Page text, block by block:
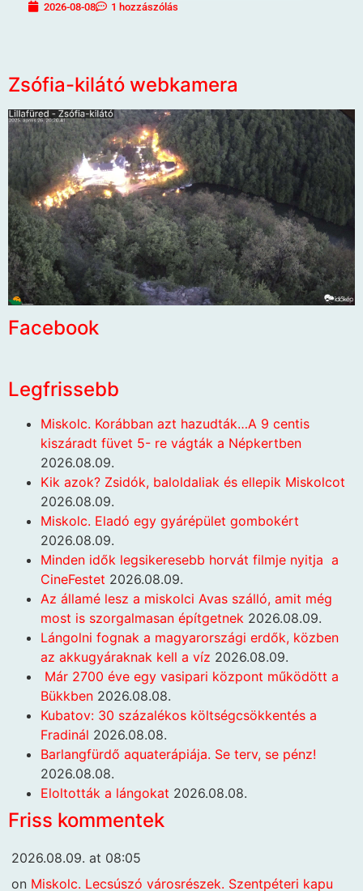
2026-08-08 1 hozzászólás
Zsófia-kilátó webkamera
Facebook
Legfrissebb
Miskolc. Korábban azt hazudták…A 9 centis
kiszáradt füvet 5- re vágták a Népkertben
2026.08.09.
Kik azok? Zsidók, baloldaliak és ellepik Miskolcot
2026.08.09.
Miskolc. Eladó egy gyárépület gombokért
2026.08.09.
Minden idők legsikeresebb horvát filmje nyitja a
CineFestet 2026.08.09.
Az államé lesz a miskolci Avas szálló, amit még
most is szorgalmasan építgetnek 2026.08.09.
Lángolni fognak a magyarországi erdők, közben
az akkugyáraknak kell a víz 2026.08.09.
Már 2700 éve egy vasipari központ működött a
Bükkben 2026.08.08.
Kubatov: 30 százalékos költségcsökkentés a
Fradinál 2026.08.08.
Barlangfürdő aquaterápiája. Se terv, se pénz!
2026.08.08.
Eloltották a lángokat 2026.08.08.
Friss kommentek
2026.08.09. at 08:05
on Miskolc. Lecsúszó városrészek. Szentpéteri kapu